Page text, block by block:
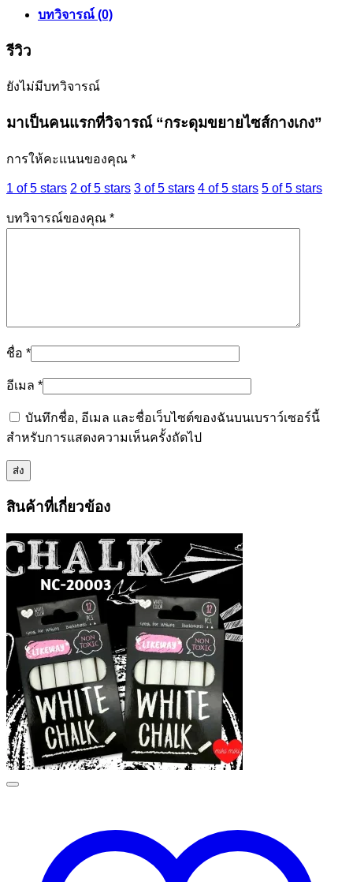
บทวิจารณ์ (0)
รีวิว
ยังไม่มีบทวิจารณ์
มาเป็นคนแรกที่วิจารณ์ “กระดุมขยายไซส์กางเกง”
การให้คะแนนของคุณ *
1 of 5 stars 2 of 5 stars 3 of 5 stars 4 of 5 stars 5 of 5 stars
บทวิจารณ์ของคุณ *
ชื่อ *
อีเมล *
บันทึกชื่อ, อีเมล และชื่อเว็บไซต์ของฉันบนเบราว์เซอร์นี้
สำหรับการแสดงความเห็นครั้งถัดไป
สินค้าที่เกี่ยวข้อง